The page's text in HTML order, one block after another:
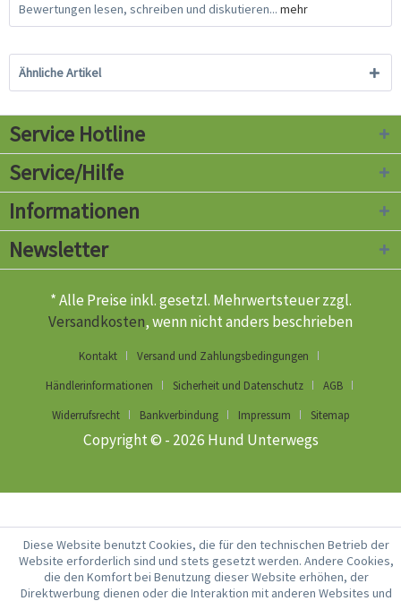
Bewertungen lesen, schreiben und diskutieren... mehr
Ähnliche Artikel
Service Hotline
Service/Hilfe
Informationen
Newsletter
* Alle Preise inkl. gesetzl. Mehrwertsteuer zzgl.
Versandkosten, wenn nicht anders beschrieben
Kontakt
Versand und Zahlungsbedingungen
Händlerinformationen
Sicherheit und Datenschutz
AGB
Widerrufsrecht
Bankverbindung Impressum Sitemap
Copyright © - 2026 Hund Unterwegs
Diese Website benutzt Cookies, die für den technischen Betrieb der
Website erforderlich sind und stets gesetzt werden. Andere Cookies,
die den Komfort bei Benutzung dieser Website erhöhen, der
Direktwerbung dienen oder die Interaktion mit anderen Websites und